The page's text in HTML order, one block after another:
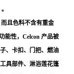
且色料不含有重金
能性，Celcon 产品被
、卡扣、门把、燃油
具部件、淋浴莲花篷